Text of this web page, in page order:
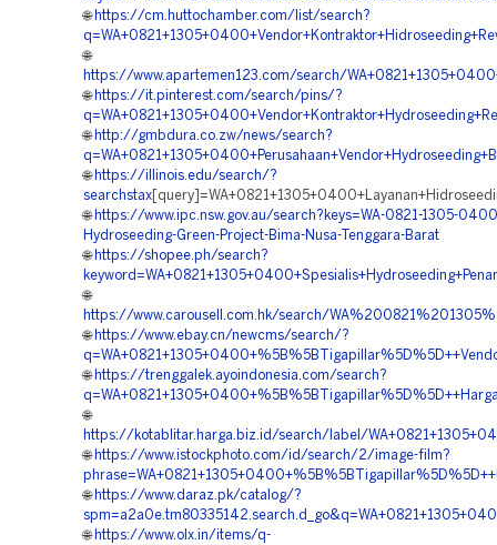
🌐 https://cm.huttochamber.com/list/search?
🌐
https://www.apartemen123.com/search/
🌐 https://it.pinterest.com/search/pins/?
🌐 http://gmbdura.co.zw/news/search?
🌐 https://illinois.edu/search/?
searchstax
🌐 https://www.ipc.nsw.gov.au/search?keys=WA-0821-1305-
Hydroseeding-Green-Project-Bima-Nusa-Tenggara-Barat
🌐 https://shopee.ph/search?
🌐
https://www.carousell.com.hk/search/
🌐 https://www.ebay.cn/newcms/search/?
🌐 https://trenggalek.ayoindonesia.com/search?
🌐
https://kotablitar.harga.biz.id/search/label/
🌐 https://www.istockphoto.com/id/search/2/image-film?
🌐 https://www.daraz.pk/catalog/?
🌐 https://www.olx.in/items/q-